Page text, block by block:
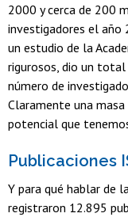
2000 y cerca de 200
investigadores el año
un estudio de la
rigurosos, dio un
número de
Claramente una
potencial que
Publicaciones
Y para qué hablar de
registraron 12.895